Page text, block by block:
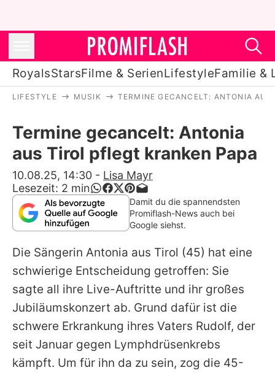
RoyalsStarsFilme & SerienLifestyleFamilie &
Stars
Filme & Serien
Lifestyle
Familie & Liebe
Alle Themen auf Promiflash
Jobs
App runterladen
Team
LIFESTYLE MUSIK TERMINE GECANCELT: ANTONIA
Termine gecancelt: Antonia
aus Tirol pflegt kranken Papa
10.08.25, 14:30 - Lisa Mayr
Lesezeit: 2 min
Damit du die spannendsten
Promiflash-News auch bei
Google siehst.
Die Sängerin Antonia aus Tirol (45) hat eine
schwierige Entscheidung getroffen: Sie
sagte all ihre Live-Auftritte und ihr großes
Jubiläumskonzert ab. Grund dafür ist die
schwere Erkrankung ihres Vaters Rudolf, der
seit Januar gegen Lymphdrüsenkrebs
kämpft. Um für ihn da zu sein, zog die 45-